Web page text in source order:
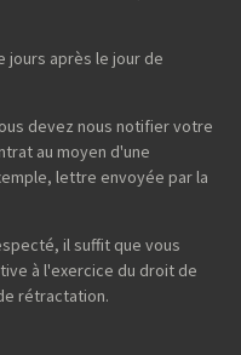
jours après le jour de
devez nous notifier votre
au moyen d'une
lettre envoyée par la
il suffit que vous
à l'exercice du droit de
rétractation.